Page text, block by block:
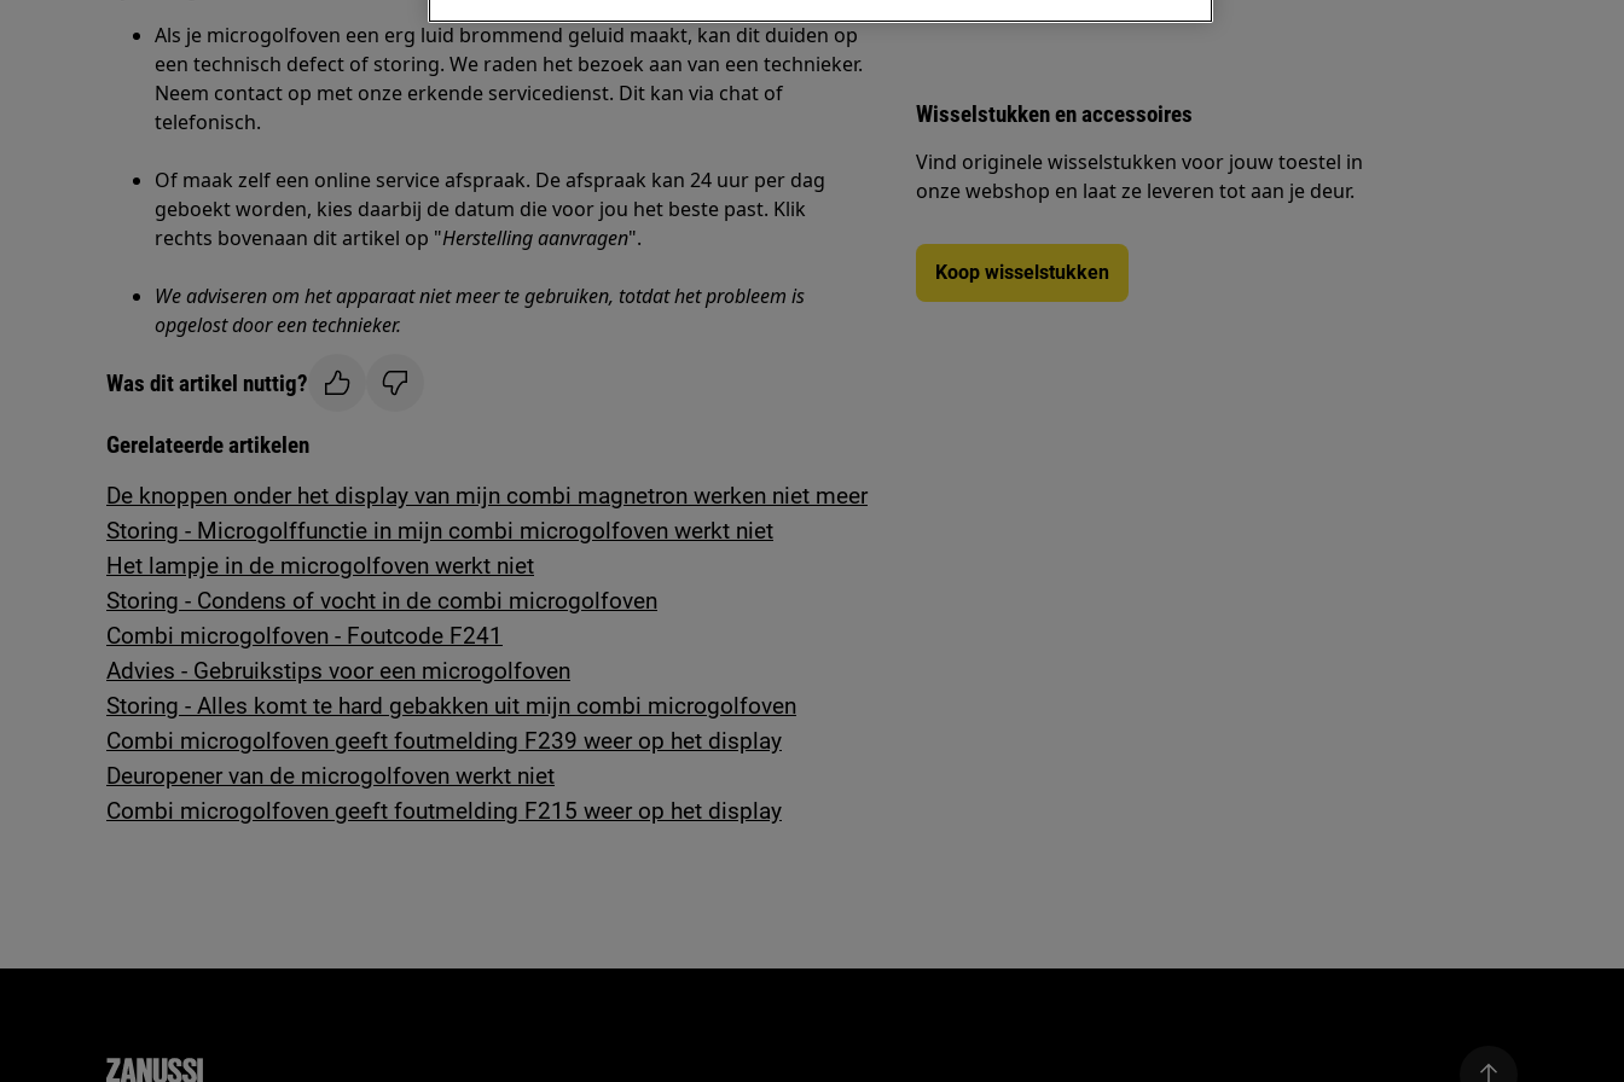
Als je microgolfoven een erg luid brommend geluid maakt, kan dit duiden op
een technisch defect of storing. We raden het bezoek aan van een technieker.
Neem contact op met onze erkende servicedienst. Dit kan via chat of
telefonisch.
Of maak zelf een online service afspraak. De afspraak kan 24 uur per dag
geboekt worden, kies daarbij de datum die voor jou het beste past. Klik
rechts bovenaan dit artikel op "Herstelling aanvragen".
We adviseren om het apparaat niet meer te gebruiken, totdat het probleem is
opgelost door een technieker.
Was dit artikel nuttig?
Gerelateerde artikelen
De knoppen onder het display van mijn combi magnetron werken niet meer
Storing - Microgolffunctie in mijn combi microgolfoven werkt niet
Het lampje in de microgolfoven werkt niet
Storing - Condens of vocht in de combi microgolfoven
Combi microgolfoven - Foutcode F241
Advies - Gebruikstips voor een microgolfoven
Storing - Alles komt te hard gebakken uit mijn combi microgolfoven
Combi microgolfoven geeft foutmelding F239 weer op het display
Deuropener van de microgolfoven werkt niet
Combi microgolfoven geeft foutmelding F215 weer op het display
Wisselstukken en accessoires
Vind originele wisselstukken voor jouw toestel in
onze webshop en laat ze leveren tot aan je deur.
Koop wisselstukken